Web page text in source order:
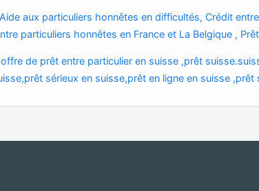
aux particuliers honnêtes en difficultés, Crédit
particuliers honnêtes en France et La Belgique ,
de prêt entre particulier en suisse ,prêt
sérieux en suisse,prêt en ligne en suisse ,prêt